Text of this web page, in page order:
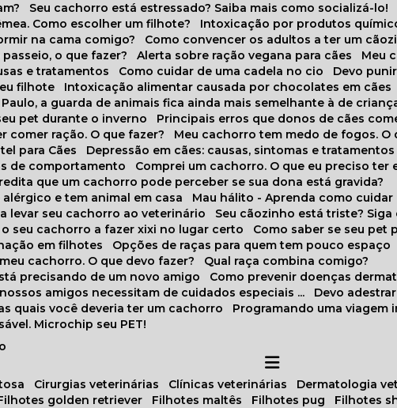
Seu cachorro está estressado? Saiba mais como socializá-lo!
Como escolher um filhote?
Intoxicação por produtos
na cama comigo?
Como convencer os adultos a ter um
passeio, o que fazer?
Alerta sobre ração vegana para cães
e tratamentos
Como cuidar de uma cadela no cio
Devo
filhote
Intoxicação alimentar causada por chocolates em cães
Paulo, a guarda de animais fica ainda mais semelhante à de
pet durante o inverno
Principais erros que donos de cães
comer ração. O que fazer?
Meu cachorro tem medo de fogos. O
para Cães
Depressão em cães: causas, sintomas e tratamentos
de comportamento
Comprei um cachorro. O que eu preciso ter
que um cachorro pode perceber se sua dona está gravida?
alérgico e tem animal em casa
Mau hálito - Aprenda como cuidar
levar seu cachorro ao veterinário
Seu cãozinho está triste?
o seu cachorro a fazer xixi no lugar certo
Como saber se seu
em filhotes
Opções de raças para quem tem pouco espaço
cachorro. O que devo fazer?
Qual raça combina comigo?
precisando de um novo amigo
Como prevenir doenças
nossos amigos necessitam de cuidados especiais ...
Devo
quais você deveria ter um cachorro
Programando uma viagem
Microchip seu PET!
cirurgias veterinárias clínicas veterinárias dermatologia
filhotes golden retriever filhotes maltês filhotes pug filhotes